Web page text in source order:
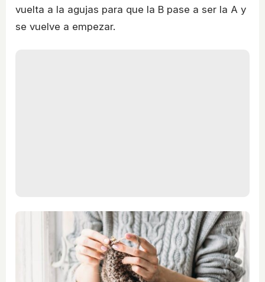
vuelta a la agujas para que la B pase a ser la A y
se vuelve a empezar.